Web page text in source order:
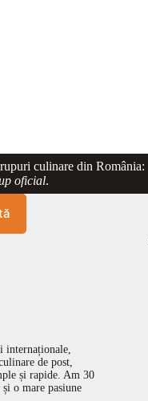
culinare din România:
oficial.
internaționale,
de post,
și rapide. Am 30
o mare pasiune